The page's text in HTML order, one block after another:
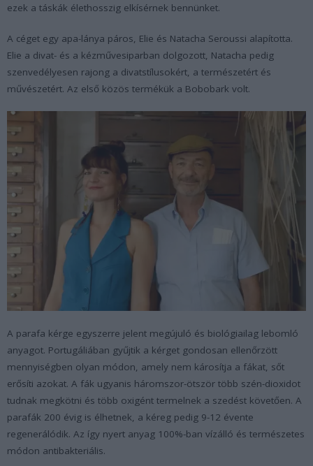
ezek a táskák élethosszig elkísérnek bennünket.
A céget egy apa-lánya páros, Elie és Natacha Seroussi alapította.
Elie a divat- és a kézművesiparban dolgozott, Natacha pedig
szenvedélyesen rajong a divatstílusokért, a természetért és
művészetért. Az első közös termékük a Bobobark volt.
A parafa kérge egyszerre jelent megújuló és biológiailag lebomló
anyagot. Portugáliában gyűjtik a kérget gondosan ellenőrzött
mennyiségben olyan módon, amely nem károsítja a fákat, sőt
erősíti azokat. A fák ugyanis háromszor-ötször több szén-dioxidot
tudnak megkötni és több oxigént termelnek a szedést követően. A
parafák 200 évig is élhetnek, a kéreg pedig 9-12 évente
regenerálódik. Az így nyert anyag 100%-ban vízálló és természetes
módon antibakteriális.